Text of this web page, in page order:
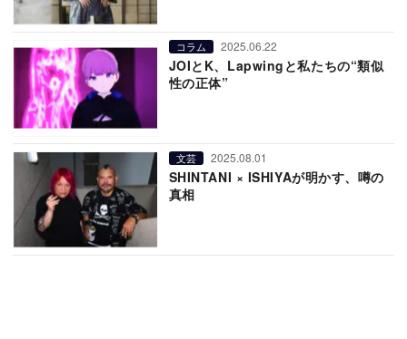
コラム 2025.06.22
JOIとK、Lapwingと私たちの“類似
性の正体”
文芸 2025.08.01
SHINTANI × ISHIYAが明かす、噂の
真相